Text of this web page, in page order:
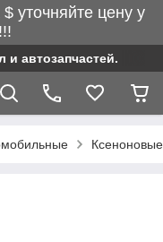
уточняйте цену у
и автозапчастей.